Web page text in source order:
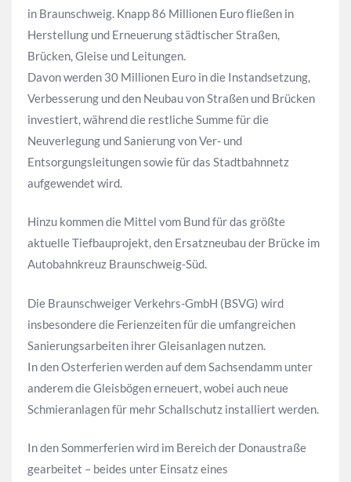
in Braunschweig. Knapp 86 Millionen Euro fließen in
Herstellung und Erneuerung städtischer Straßen,
Brücken, Gleise und Leitungen.
Davon werden 30 Millionen Euro in die Instandsetzung,
Verbesserung und den Neubau von Straßen und Brücken
investiert, während die restliche Summe für die
Neuverlegung und Sanierung von Ver- und
Entsorgungsleitungen sowie für das Stadtbahnnetz
aufgewendet wird.
Hinzu kommen die Mittel vom Bund für das größte
aktuelle Tiefbauprojekt, den Ersatzneubau der Brücke im
Autobahnkreuz Braunschweig-Süd.
Die Braunschweiger Verkehrs-GmbH (BSVG) wird
insbesondere die Ferienzeiten für die umfangreichen
Sanierungsarbeiten ihrer Gleisanlagen nutzen.
In den Osterferien werden auf dem Sachsendamm unter
anderem die Gleisbögen erneuert, wobei auch neue
Schmieranlagen für mehr Schallschutz installiert werden.
In den Sommerferien wird im Bereich der Donaustraße
gearbeitet – beides unter Einsatz eines